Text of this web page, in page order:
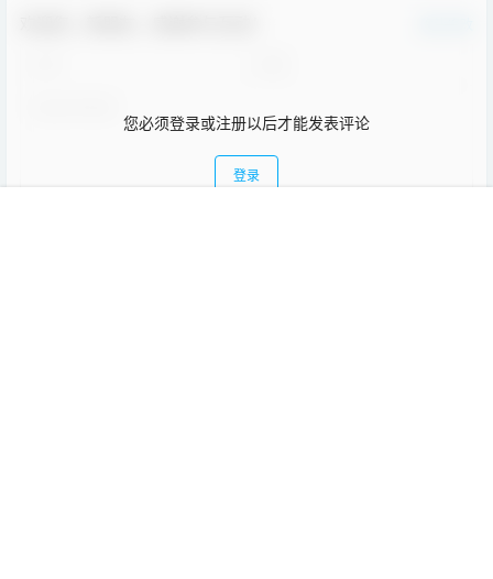
您必须登录或注册以后才能发表评论
登录